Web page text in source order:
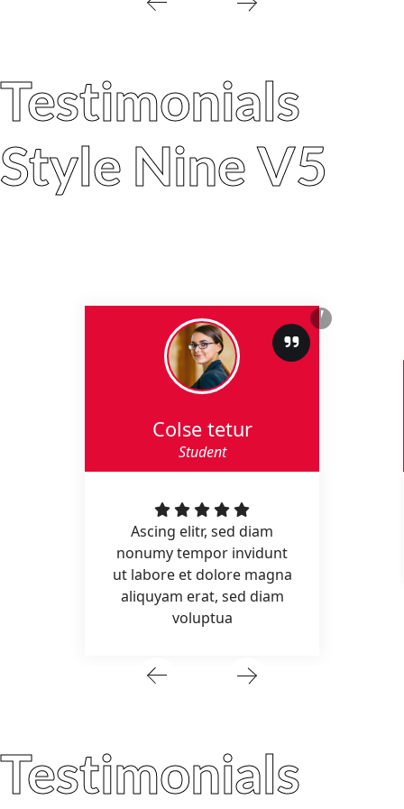
Testimonials
Style Nine V5
Colse tetur
Student
Ascing elitr, sed diam
nonumy tempor invidunt
ut labore et dolore magna
aliquyam erat, sed diam
voluptua
Testimonials